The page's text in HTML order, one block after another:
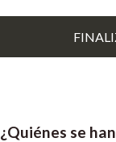
¿Quiénes se